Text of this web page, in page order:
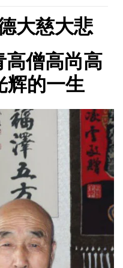
大慈大悲
僧高尚高
辉的一生